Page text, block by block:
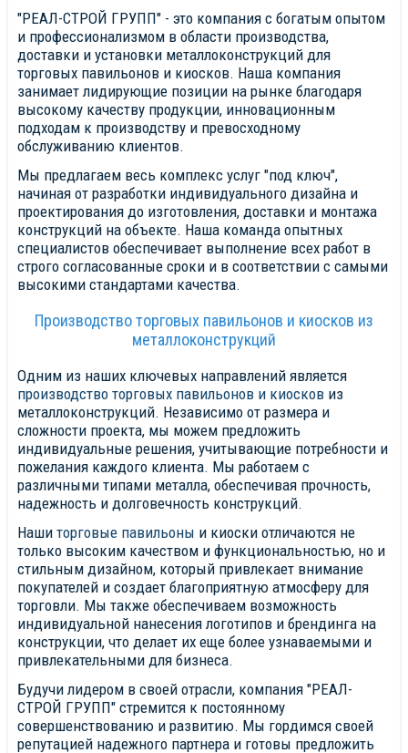
"РЕАЛ-СТРОЙ ГРУПП" - это компания с богатым опытом
и профессионализмом в области производства,
доставки и установки металлоконструкций для
торговых павильонов и киосков. Наша компания
занимает лидирующие позиции на рынке благодаря
высокому качеству продукции, инновационным
подходам к производству и превосходному
обслуживанию клиентов.
Мы предлагаем весь комплекс услуг "под ключ",
начиная от разработки индивидуального дизайна и
проектирования до изготовления, доставки и монтажа
конструкций на объекте. Наша команда опытных
специалистов обеспечивает выполнение всех работ в
строго согласованные сроки и в соответствии с самыми
высокими стандартами качества.
Производство торговых павильонов и киосков из
металлоконструкций
Одним из наших ключевых направлений является
производство торговых павильонов и киосков из
металлоконструкций. Независимо от размера и
сложности проекта, мы можем предложить
индивидуальные решения, учитывающие потребности и
пожелания каждого клиента. Мы работаем с
различными типами металла, обеспечивая прочность,
надежность и долговечность конструкций.
Нашиторговые павильоны и киоски отличаются не
только высоким качеством и функциональностью, но и
стильным дизайном, который привлекает внимание
покупателей и создает благоприятную атмосферу для
торговли. Мы также обеспечиваем возможность
индивидуальной нанесения логотипов и брендинга на
конструкции, что делает их еще более узнаваемыми и
привлекательными для бизнеса.
Будучи лидером в своей отрасли, компания "РЕАЛ-
СТРОЙ ГРУПП" стремится к постоянному
совершенствованию и развитию. Мы гордимся своей
репутацией надежного партнера и готовы предложить